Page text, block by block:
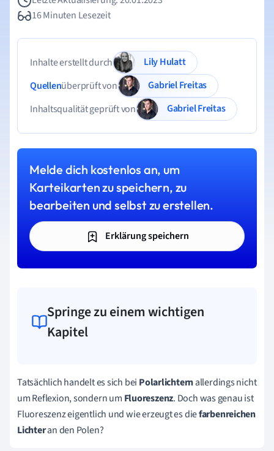
16 Minuten Lesezeit
Inhalte erstellt durch
Lily Hulatt
Quellenüberprüft von
Gabriel Freitas
Inhaltsqualität geprüft von
Gabriel Freitas
Melde dich kostenlos an, um
Karteikarten zu speichern, zu
bearbeiten und selbst zu erstellen.
Erklärung speichern
Springe zu einem wichtigen
Kapitel
Tatsächlich handelt es sich bei Polarlichternallerdings nicht
um Reflexion, sondern um Fluoreszenz. Doch was genau ist
Fluoreszenz eigentlich und wie erzeugt es diefarbenreichen
Lichteran den Polen?